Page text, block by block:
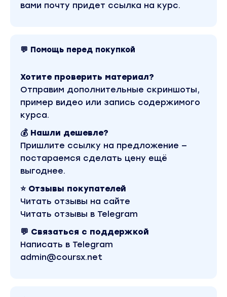
вами почту придет ссылка на курс.
💬 Помощь перед покупкой
Хотите проверить материал?
Отправим дополнительные скриншоты,
пример видео или запись содержимого
курса.
💰 Нашли дешевле?
Пришлите ссылку на предложение —
постараемся сделать цену ещё
выгоднее.
⭐ Отзывы покупателей
Читать отзывы на сайте
Читать отзывы в Telegram
💬 Связаться с поддержкой
Написать в Telegram
admin@coursx.net